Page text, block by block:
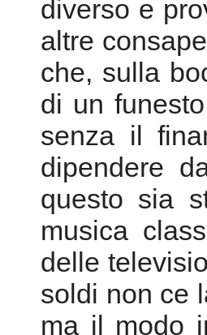
diverso e
altre
che, sulla
di un
senza il
dipendere
questo sia
musica
delle
soldi non ce
ma il modo